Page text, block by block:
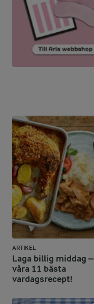
ARTIKEL
Laga billig middag –
våra 11 bästa
vardagsrecept!